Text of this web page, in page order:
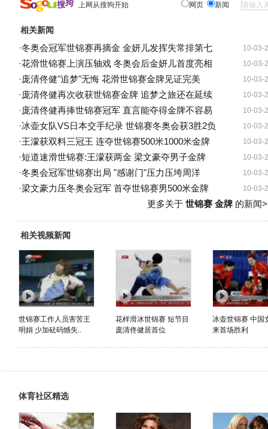
上网从搜狗开始 网页 新闻
相关新闻
10-03-
·冬奥会冠军世锦赛再摘金 金妍儿发挥失常排第七
10-03-
·花滑世锦赛上演压轴戏 冬奥会后金妍儿首度亮相
10-03-
·庞清佟健"追梦"无悔 花滑世锦赛金牌见证完美
10-03-
·庞清佟健再次收获世锦赛金牌 追梦之旅还在延续
10-03-
·庞清佟健再捧世锦赛冠军 直言能夺得金牌不容易
10-03-
·冰壶女队VS日本交手纪录 世锦赛冬奥会获3胜2负
10-03-
·王濛获双料三冠王 连夺世锦赛500米1000米金牌
10-03-
·短道速滑世锦赛:王濛获两金 梁文豪夺男子金牌
10-03-
·冬奥会冠军世锦赛出局 "感谢门"压力压垮周洋
10-03-
·梁文豪力压冬奥会冠军 首夺世锦赛男500米金牌
更多关于 世锦赛 金牌的新闻
相关视频新闻
世锦赛工作人员害苦王
明娟 少加砝码憾失..
花样滑冰世锦赛 短节目
庞清佟健居首位
冰壶世锦赛 中国
来首场胜利
体育社区精选